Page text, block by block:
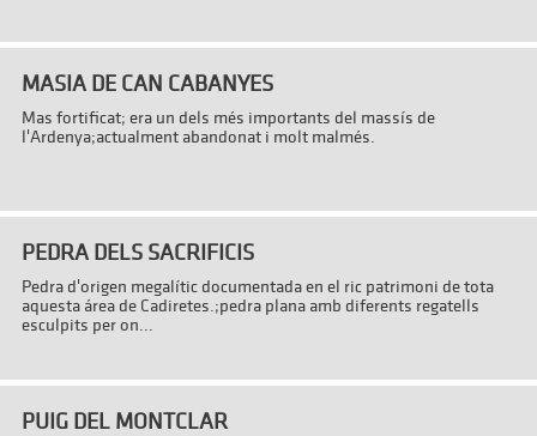
MASIA DE CAN CABANYES
Mas fortificat; era un dels més importants del massís de
l'Ardenya;actualment abandonat i molt malmés.
PEDRA DELS SACRIFICIS
Pedra d'origen megalític documentada en el ric patrimoni de tota
aquesta área de Cadiretes.;pedra plana amb diferents regatells
esculpits per on...
PUIG DEL MONTCLAR